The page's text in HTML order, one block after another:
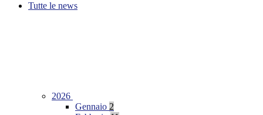
Tutte le news
2026
Gennaio 2